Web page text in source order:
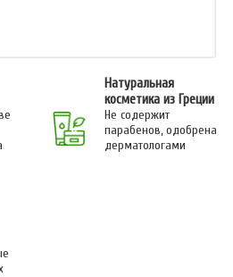
Натуральная
косметика из Греции
Не содержит
парабенов, одобрена
дерматологами